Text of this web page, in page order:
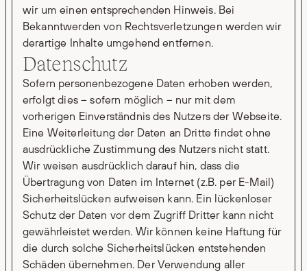
wir um einen entsprechenden Hinweis. Bei
Bekanntwerden von Rechtsverletzungen werden wir
derartige Inhalte umgehend entfernen.
Datenschutz
Sofern personenbezogene Daten erhoben werden,
erfolgt dies – sofern möglich – nur mit dem
vorherigen Einverständnis des Nutzers der Webseite.
Eine Weiterleitung der Daten an Dritte findet ohne
ausdrückliche Zustimmung des Nutzers nicht statt.
Wir weisen ausdrücklich darauf hin, dass die
Übertragung von Daten im Internet (z.B. per E-Mail)
Sicherheitslücken aufweisen kann. Ein lückenloser
Schutz der Daten vor dem Zugriff Dritter kann nicht
gewährleistet werden. Wir können keine Haftung für
die durch solche Sicherheitslücken entstehenden
Schäden übernehmen. Der Verwendung aller